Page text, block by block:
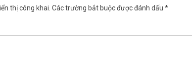
thị công khai. Các trường bắt buộc được đánh dấu *